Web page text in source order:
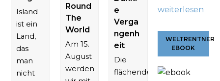
Island
ist ein
Land,
das
man
nicht
Round
The
World
Am 15.
August
werden
e
Verga
ngenh
eit
Die
flächendeckende
weiterlesen
WELTRENTNER
EBOOK